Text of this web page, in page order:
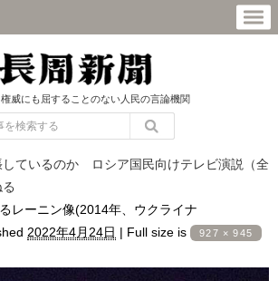
威にも屈することのない人民の言論機関
しているのか ロシア国民向けテレビ演説（全
レーニン像(2014年、ウクライナ
2022年4月24日 | Full size is 927 × 945